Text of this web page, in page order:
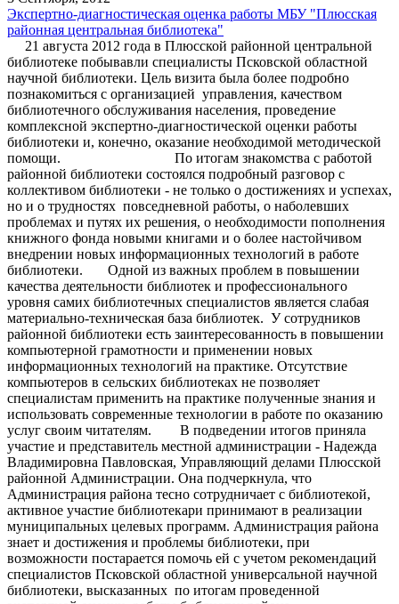
Экспертно-диагностическая оценка работы МБУ "Плюсская
районная центральная библиотека"
21 августа 2012 года в Плюсской районной центральной
библиотеке побывавли специалисты Псковской областной
научной библиотеки. Цель визита была более подробно
познакомиться с организацией управления, качеством
библиотечного обслуживания населения, проведение
комплексной экспертно-диагностической оценки работы
библиотеки и, конечно, оказание необходимой методической
помощи. По итогам знакомства с работой
районной библиотеки состоялся подробный разговор с
коллективом библиотеки - не только о достижениях и успехах,
но и о трудностях повседневной работы, о наболевших
проблемах и путях их решения, о необходимости пополнения
книжного фонда новыми книгами и о более настойчивом
внедрении новых информационных технологий в работе
библиотеки. Одной из важных проблем в повышении
качества деятельности библиотек и профессионального
уровня самих библиотечных специалистов является слабая
материально-техническая база библиотек. У сотрудников
районной библиотеки есть заинтересованность в повышении
компьютерной грамотности и применении новых
информационных технологий на практике. Отсутствие
компьютеров в сельских библиотеках не позволяет
специалистам применить на практике полученные знания и
использовать современные технологии в работе по оказанию
услуг своим читателям. В подведении итогов приняла
участие и представитель местной администрации - Надежда
Владимировна Павловская, Управляющий делами Плюсской
районной Администрации. Она подчеркнула, что
Администрация района тесно сотрудничает с библиотекой,
активное участие библиотекари принимают в реализации
муниципальных целевых программ. Администрация района
знает и достижения и проблемы библиотеки, при
возможности постарается помочь ей с учетом рекомендаций
специалистов Псковской областной универсальной научной
библиотеки, высказанных по итогам проведенной